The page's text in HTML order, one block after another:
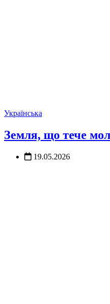
Українська
Земля, що тече
19.05.2026